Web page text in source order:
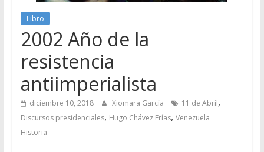
Libro
2002 Año de la
resistencia
antiimperialista
diciembre 10, 2018 Xiomara García 11 de Abril,
Discursos presidenciales, Hugo Chávez Frías, Venezuela
Historia